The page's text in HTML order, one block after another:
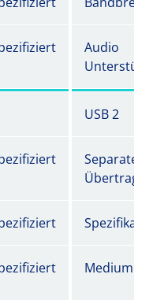
Audio
USB 2
Separate
Medium